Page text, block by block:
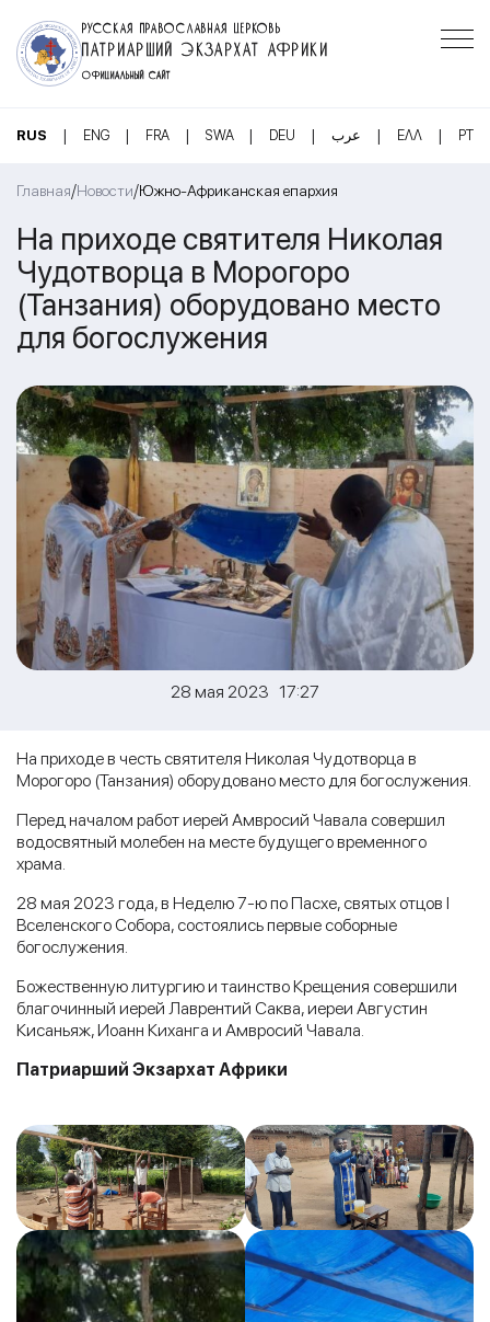
РУССКАЯ ПРАВОСЛАВНАЯ ЦЕРКОВЬ
ПАТРИАРШИЙ ЭКЗАРХАТ АФРИКИ
ОФИЦИАЛЬНЫЙ САЙТ
RUS | ENG | FRA | SWA | DEU | عرب | ΕΛΛ | PT
Главная/Новости/Южно-Африканская епархия
На приходе святителя Николая
Чудотворца в Морогоро
(Танзания) оборудовано место
для богослужения
28 мая 2023 17:27
На приходе в честь святителя Николая Чудотворца в
Морогоро (Танзания) оборудовано место для богослужения.
Перед началом работ иерей Амвросий Чавала совершил
водосвятный молебен на месте будущего временного
храма.
28 мая 2023 года, в Неделю 7-ю по Пасхе, святых отцов I
Вселенского Собора, состоялись первые соборные
богослужения.
Божественную литургию и таинство Крещения совершили
благочинный иерей Лаврентий Саква, иереи Августин
Кисаньяж, Иоанн Киханга и Амвросий Чавала.
Патриарший Экзархат Африки